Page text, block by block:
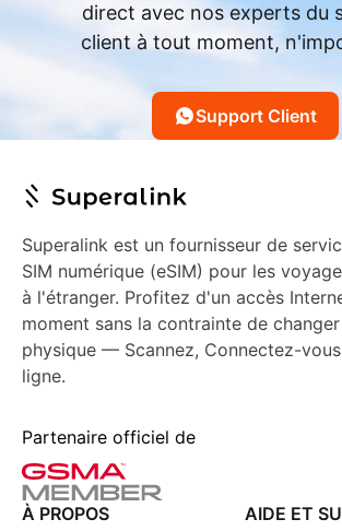
direct avec nos experts du
client à tout moment,
Support Client
Superalink est un fournisseur de
SIM numérique (eSIM) pour les
à l'étranger. Profitez d'un accès
moment sans la contrainte de
physique — Scannez, Connectez-
ligne.
Partenaire officiel de
À PROPOS AIDE ET